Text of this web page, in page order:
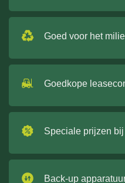
Goed voor het
Goedkope
Speciale prijzen
Back-up